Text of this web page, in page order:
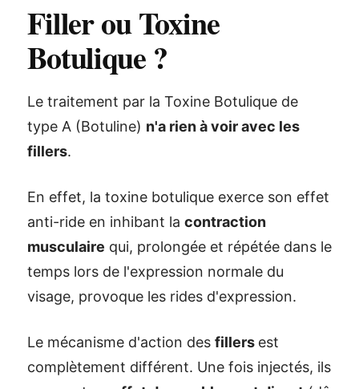
Filler ou Toxine
Botulique ?
Le traitement par la Toxine Botulique de
type A (Botuline) n'a rien à voir avec les
fillers.
En effet, la toxine botulique exerce son effet
anti-ride en inhibant la contraction
musculaire qui, prolongée et répétée dans le
temps lors de l'expression normale du
visage, provoque les rides d'expression.
Le mécanisme d'action des fillers est
complètement différent. Une fois injectés, ils